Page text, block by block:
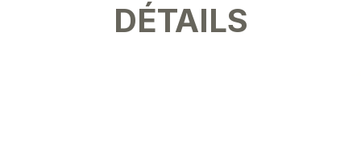
DÉTAILS